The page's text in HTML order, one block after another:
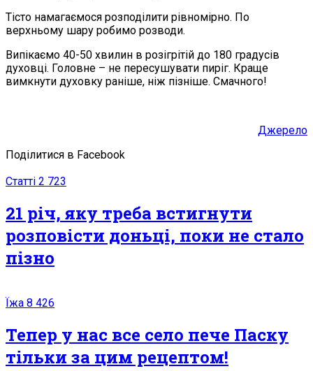
Тісто намагаємося розподілити рівномірно. По
верхньому шару робимо розводи.
Випікаємо 40-50 хвилин в розігрітій до 180 градусів
духовці. Головне – не пересушувати пиріг. Краще
вимкнути духовку раніше, ніж пізніше. Смачного!
Джерело
Поділитися в Facebook
Статті 2 723
21 річ, яку треба встигнути
розповісти доньці, поки не стало
пізно
Їжа 8 426
Тепер у нас все село пече Паску
тільки за цим рецептом!